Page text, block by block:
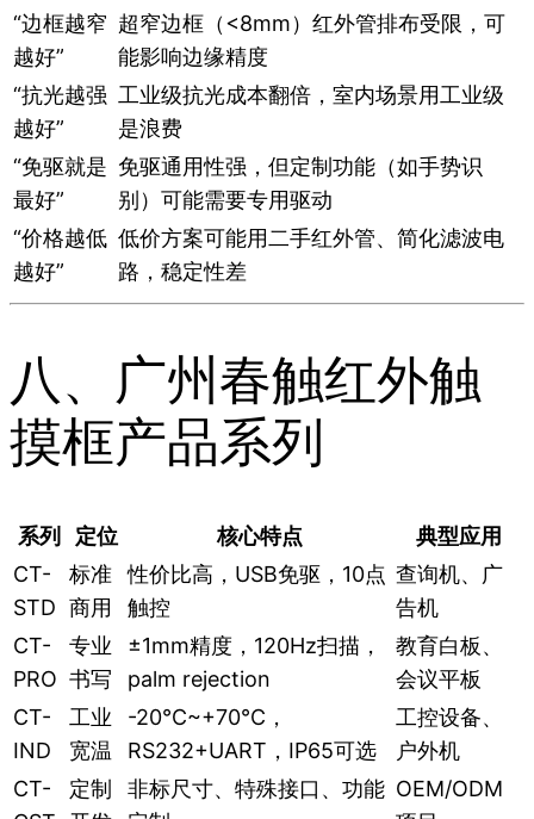
“边框越窄
越好”
超窄边框（<8mm）红外管排布受限，可
能影响边缘精度
“抗光越强
越好”
工业级抗光成本翻倍，室内场景用工业级
是浪费
“免驱就是
最好”
免驱通用性强，但定制功能（如手势识
别）可能需要专用驱动
“价格越低
越好”
低价方案可能用二手红外管、简化滤波电
路，稳定性差
八、广州春触红外触
摸框产品系列
系列 定位 核心特点
典型应用
CT-
STD
标准
商用
性价比高，USB免驱，10点
触控
查询机、广
告机
CT-
PRO
专业
书写
±1mm精度，120Hz扫描，
palm rejection
教育白板、
会议平板
CT-
IND
工业
宽温
-20℃~+70℃，
RS232+UART，IP65可选
工控设备、
户外机
CT-
定制
非标尺寸、特殊接口、功能 OEM/ODM